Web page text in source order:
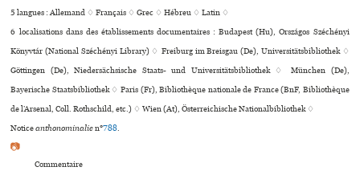
5 langues :Allemand ♢Français ♢Grec ♢Hébreu ♢Latin ♢
6 localisations dans des établissements documentaires : Budapest (Hu), Országos Széchényi
Könyvtár (National Széchényi Library) ♢ Freiburg im Breisgau (De), Universitätsbibliothek ♢
Göttingen (De), Niedersächsische Staats- und Universitätsbibliothek ♢ München (De),
Bayerische Staatsbibliothek ♢ Paris (Fr), Bibliothèque nationale de France (BnF, Bibliothèque
de l’Arsenal, Coll. Rothschild, etc.) ♢ Wien (At), Österreichische Nationalbibliothek ♢
Noticeanthonominalien°788.
📷
Commentaire